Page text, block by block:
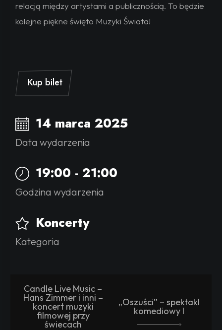
relacją między artystami a publicznością. To będzie
kolejne piękne święto Muzyki Świata!
Kup bilet
14 marca 2025
Data wydarzenia
19:00 - 21:00
Godzina wydarzenia
Koncerty
Kategoria
Candle Live Music –
Hans Zimmer i inni –
koncert muzyki
filmowej przy
świecach
„Oszuści” – spektakl
komediowy I